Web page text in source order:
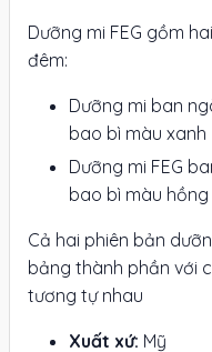
Dưỡng mi FEG gồm
đêm:
Dưỡng mi ban
bao bì màu xanh
Dưỡng mi FEG
bao bì màu hồng
Cả hai phiên bản
bảng thành phần với
tương tự nhau
Xuất xứ: Mỹ